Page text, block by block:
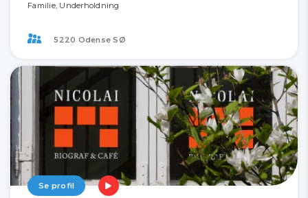
Familie, Underholdning
5220 Odense SØ
Se profil